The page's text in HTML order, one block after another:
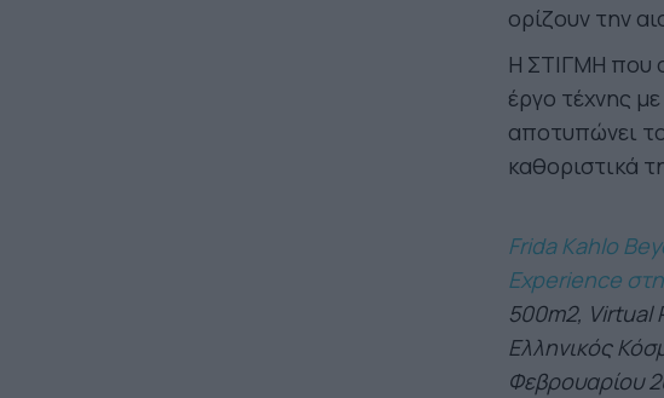
ορίζουν την
Η ΣΤΙΓΜΗ που
έργο τέχνης
αποτυπώνει
καθοριστικά
Frida Kahlo
Experience
500m2, Virtual
Ελληνικός
Φεβρουαρίου